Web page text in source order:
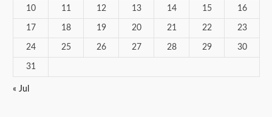
10 11 12 13 14 15 16
17 18 19 20 21 22 23
24 25 26 27 28 29 30
31
« Jul